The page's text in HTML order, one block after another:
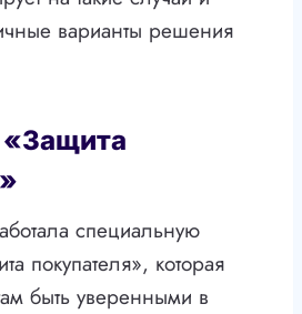
варианты решения
специальную
покупателя», которая
быть уверенными в